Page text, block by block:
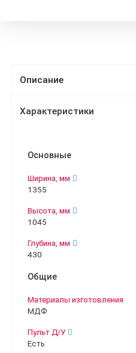
Описание
Характеристики
Основные
Ширина, мм
1355
Высота, мм
1045
Глубина, мм
430
Общие
Материалы изготовления
МДФ
Пульт Д/У
Есть